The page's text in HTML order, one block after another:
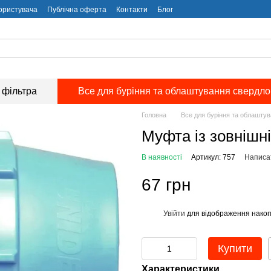
Публічна оферта Контакти Блог
Все для буріння та облаштування
Головна Все для буріння та
Муфта із
В наявності Артикул: 757
67 грн
Увійти для відображення
Купити
Характеристики